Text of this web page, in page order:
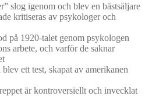
slog igenom och blev en bästsäljare
kritiseras av psykologer och
på 1920-talet genom psykologen
arbete, och varför de saknar
ett test, skapat av amerikanen
är kontroversiellt och invecklat